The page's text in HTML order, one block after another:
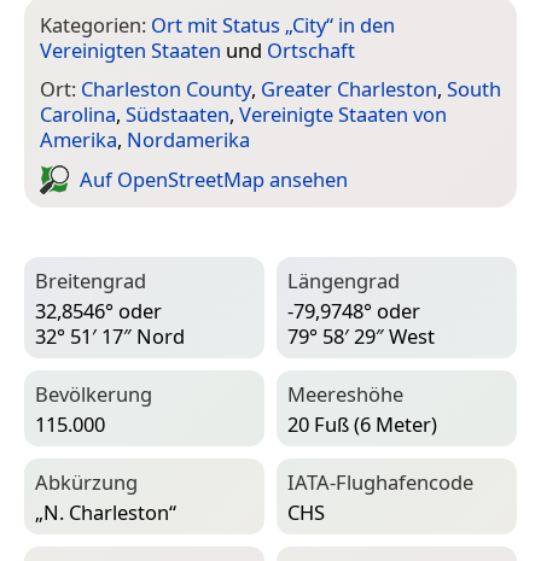
Kategorien: Ort mit Status „City“ in den
Vereinigten Staaten und Ortschaft
Ort: Charleston County, Greater Charleston, South
Carolina, Südstaaten, Vereinigte Staaten von
Amerika, Nordamerika
Auf Open­Street­Map ansehen
Breitengrad
32,8546° oder
32° 51′ 17″ Nord
Längengrad
-79,9748° oder
79° 58′ 29″ West
Bevölkerung
115.000
Meereshöhe
20 Fuß (6 Meter)
Abkürzung
„N. Charleston“
IATA-Flughafencode
CHS